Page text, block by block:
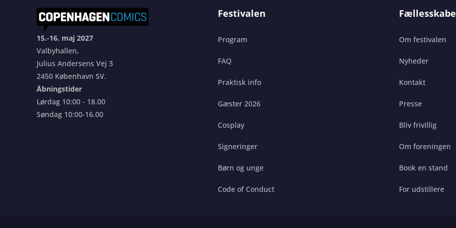
15.-16. maj 2027
Valbyhallen,
Julius Andersens Vej 3
2450 København SV.
Åbningstider
Lørdag 10:00 - 18.00
Søndag 10:00-16.00
Festivalen
Program
FAQ
Praktisk info
Gæster 2026
Cosplay
Signeringer
Børn og unge
Code of Conduct
Om festivalen
Nyheder
Kontakt
Presse
Bliv frivillig
Om foreningen
Book en stand
For udstillere